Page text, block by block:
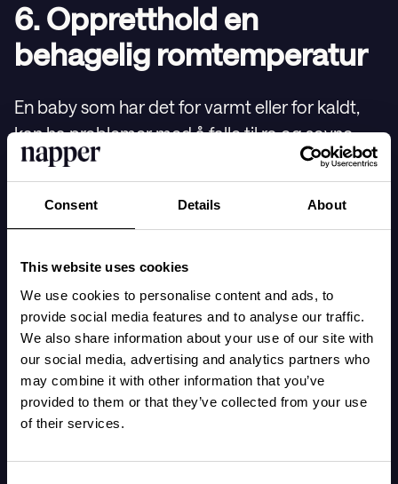
Consent Details About
This website uses cookies
We use cookies to personalise content and ads, to
provide social media features and to analyse our traffic.
We also share information about your use of our site with
our social media, advertising and analytics partners who
may combine it with other information that you’ve
provided to them or that they’ve collected from your use
of their services.
6. Oppretthold en
behagelig romtemperatur
En baby som har det for varmt eller for kaldt,
kan ha problemer med å falle til ro og sovne.
Hvor komfortabel babyen din føler seg,
avhenger både av romtemperaturen og hvor
mange lag den har på seg, i tillegg til materialet
romtemperatur er rundt 20–21 °C, men noen
babyer kan sove bedre i et kjøligere rom hvis de
er varmt nok kledd.
For å sjekke om babyen er komfortabel, kan du
kjenne på ryggen mellom skulderbladene etter
varmt, kan du merke at de føles varme og